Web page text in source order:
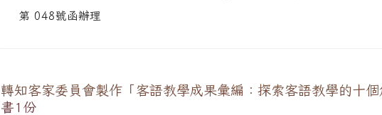
第 048號函辦理
轉知客家委員會製作「客語教學成果彙編：探索客語教學的十
書1份